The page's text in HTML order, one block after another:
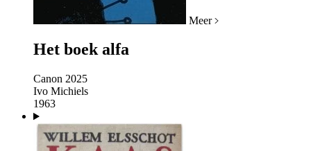
Meer
Het boek alfa
Canon 2025
Ivo Michiels
1963